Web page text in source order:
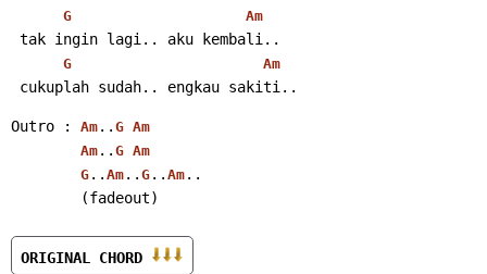
G Am
tak ingin lagi.. aku kembali..
G Am
cukuplah sudah.. engkau sakiti..
Outro : Am .. G Am
Am .. G Am
G .. Am .. G .. Am ..
        (fadeout)
ORIGINAL CHORD